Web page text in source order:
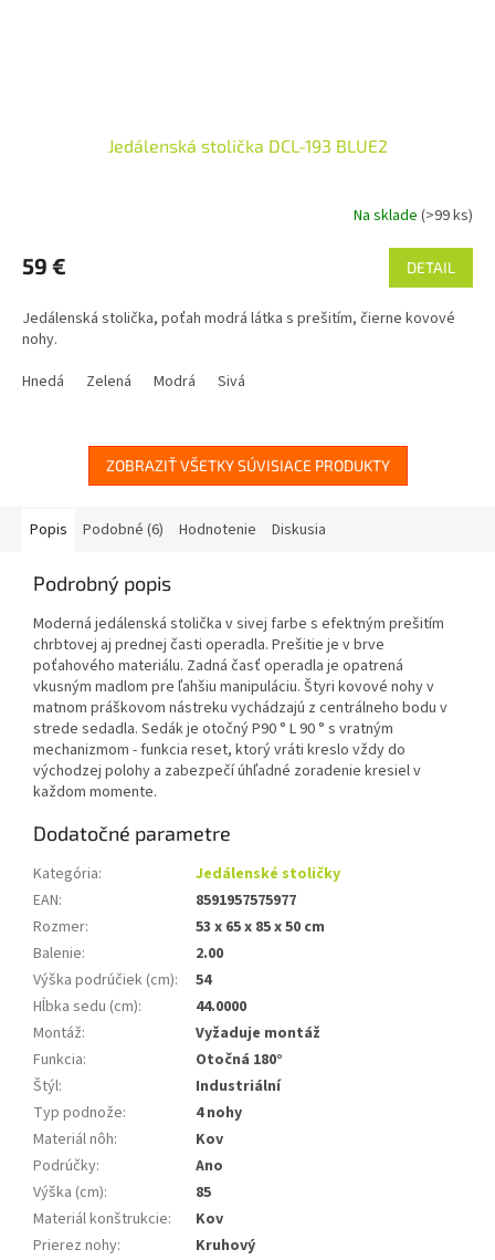
Jedálenská stolička DCL-193 BLUE2
Na sklade (>99 ks)
59 € DETAIL
Jedálenská stolička, poťah modrá látka s prešitím, čierne kovové
nohy.
Hnedá
Zelená Modrá Sivá
ZOBRAZIŤ VŠETKY SÚVISIACE PRODUKTY
Popis Podobné (6) Hodnotenie Diskusia
Podrobný popis
Moderná jedálenská stolička v sivej farbe s efektným prešitím
chrbtovej aj prednej časti operadla. Prešitie je v brve
poťahového materiálu. Zadná časť operadla je opatrená
vkusným madlom pre ľahšiu manipuláciu. Štyri kovové nohy v
matnom práškovom nástreku vychádzajú z centrálneho bodu v
strede sedadla. Sedák je otočný P90 ° L 90 ° s vratným
mechanizmom - funkcia reset, ktorý vráti kreslo vždy do
východzej polohy a zabezpečí úhľadné zoradenie kresiel v
každom momente.
Dodatočné parametre
Kategória:
Jedálenské stoličky
EAN:
8591957575977
Rozmer:
53 x 65 x 85 x 50 cm
Balenie:
2.00
Výška podrúčiek (cm):
54
Hĺbka sedu (cm):
44.0000
Montáž:
Vyžaduje montáž
Funkcia:
Otočná 180°
Štýl:
Industriální
Typ podnože:
4 nohy
Materiál nôh:
Kov
Podrúčky:
Ano
Výška (cm):
85
Materiál konštrukcie:
Kov
Prierez nohy:
Kruhový